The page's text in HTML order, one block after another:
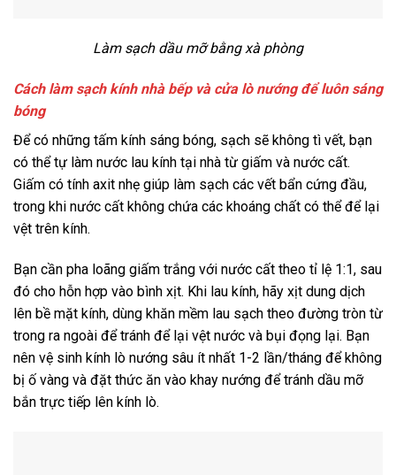
Làm sạch dầu mỡ bằng xà phòng
Cách làm sạch kính nhà bếp và cửa lò nướng để luôn sáng
bóng
Để có những tấm kính sáng bóng, sạch sẽ không tì vết, bạn
có thể tự làm nước lau kính tại nhà từ giấm và nước cất.
Giấm có tính axit nhẹ giúp làm sạch các vết bẩn cứng đầu,
trong khi nước cất không chứa các khoáng chất có thể để lại
vệt trên kính.
Bạn cần pha loãng giấm trắng với nước cất theo tỉ lệ 1:1, sau
đó cho hỗn hợp vào bình xịt. Khi lau kính, hãy xịt dung dịch
lên bề mặt kính, dùng khăn mềm lau sạch theo đường tròn từ
trong ra ngoài để tránh để lại vệt nước và bụi đọng lại. Bạn
nên vệ sinh kính lò nướng sâu ít nhất 1-2 lần/tháng để không
bị ố vàng và đặt thức ăn vào khay nướng để tránh dầu mỡ
bắn trực tiếp lên kính lò.